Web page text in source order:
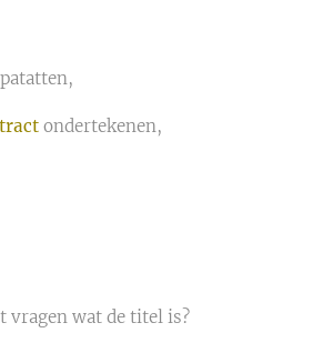
ondertekenen,
vragen wat de titel is?